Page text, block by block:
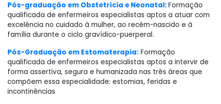
Pós-graduação em Obstetrícia e Neonatal:Formação
qualificada de enfermeiros especialistas aptos a atuar com
excelência no cuidado à mulher, ao recém-nascido e à
família durante o ciclo gravídico-puerperal.
Pós-Graduação em Estomaterapia: Formação
qualificada de enfermeiros especialistas aptos a intervir de
forma assertiva, segura e humanizada nas três áreas que
compõem essa especialidade: estomias, feridas e
incontinências